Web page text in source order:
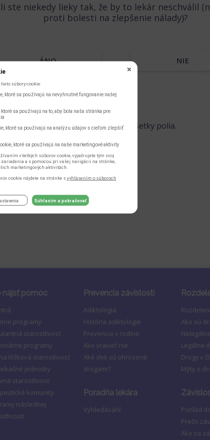
ste niekedy lieky tak, že by to lekár neschválil
proti bolesti na zlepšenie nálady)?
ÁNO NIE
výsledku musíte vyplniť všetky polia.
nájsť pomoc
programy
starostlivosť
programy
lôžková starostlivosť
jednotky
starostlivosť
komunity
následnej
Prevencia závislosti
Adiktológia
História adiktológie
Prevencia v rodine
Ako vravieť nie
Aké deti sú ohrozené
drogami?
Ako sú
Legálne
Drogy v
Mýty o
Poradňa lekára
Vyhledávání
Pohľad
Prečo
Ako sa
súbory cookie:
ktoré sa používajú na nevyhnutné fungovanie našej
sa používajú na to, aby bola naša stránka pre
ktoré sa používajú na analýzu údajov s cieľom zlepšiť
ktoré sa používajú na naše marketingové aktivity
všetkých súborov cookie, vyjadrujete tým svoj
a s pomocou pri vašej navigácii na stránke,
marketingových aktivitách.
cookie nájdete na stránke svyhlásením o súboroch
Súhlasím a pokračovať